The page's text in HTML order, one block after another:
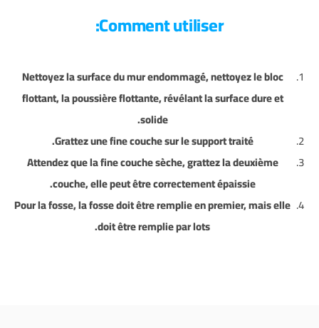
Comment utiliser:
Nettoyez la surface du mur endommagé, nettoyez le bloc
flottant, la poussière flottante, révélant la surface dure et
solide.
Grattez une fine couche sur le support traité.
Attendez que la fine couche sèche, grattez la deuxième
couche, elle peut être correctement épaissie.
Pour la fosse, la fosse doit être remplie en premier, mais elle
doit être remplie par lots.